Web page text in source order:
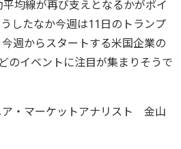
均線が再び支えとなるかがポイ
したなか今週は11日のトランプ
週からスタートする米国企業の
のイベントに注目が集まりそうで
・マーケットアナリスト 金山